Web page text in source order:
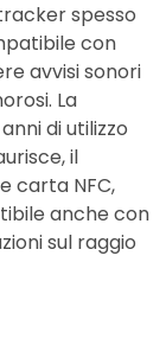
spesso
con
avvisi sonori
La
di utilizzo
il
carta NFC,
anche con
sul raggio